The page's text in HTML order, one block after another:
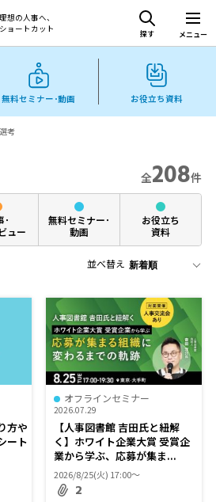
理想の人事へ、
ショートカット
探す メニュー
無料セミナー･動画 お役立ち資料
考
全208件
･
ュー
無料セミナー･
動画
お役立ち
資料
並べ替え
方や
ート
オフラインセミナー
2026.07.29
【人事図書館 吉田氏と紐解
く】ホワイト企業大賞 受賞企
業から学ぶ、応募が集ま...
2026/8/25(火) 17:00〜
2